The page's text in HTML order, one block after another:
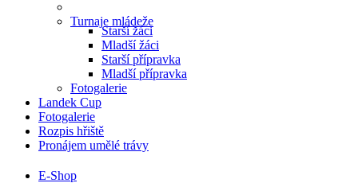
Turnaje mládeže
Starší žáci
Mladší žáci
Starší přípravka
Mladší přípravka
Fotogalerie
Landek Cup
Fotogalerie
Rozpis hřiště
Pronájem umělé trávy
E-Shop